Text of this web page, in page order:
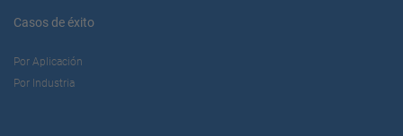
Casos de éxito
Por Aplicación
Por Industria